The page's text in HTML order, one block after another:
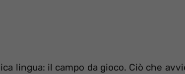
lingua: il campo da gioco. Ciò che